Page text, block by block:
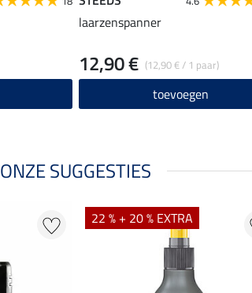
laarzenspanner
(12,90 € / 1 paar)
12,90 €
toevoegen
ONZE SUGGESTIES
22 % + 20 % EXTRA